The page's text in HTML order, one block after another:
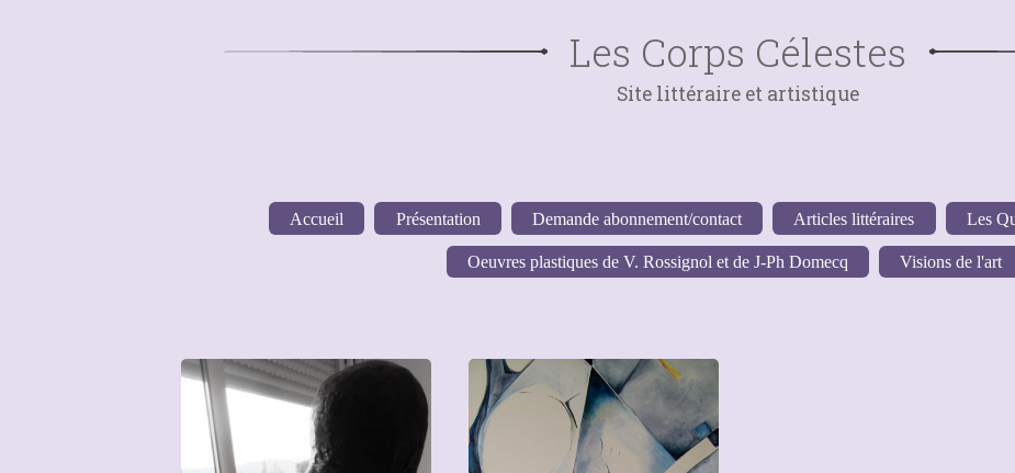
Les Corps Célestes
Site littéraire et artistique
Accueil Présentation Demande abonnement/contact Articles littéraires Les
Oeuvres plastiques de V. Rossignol et de J-Ph Domecq Visions de l'art